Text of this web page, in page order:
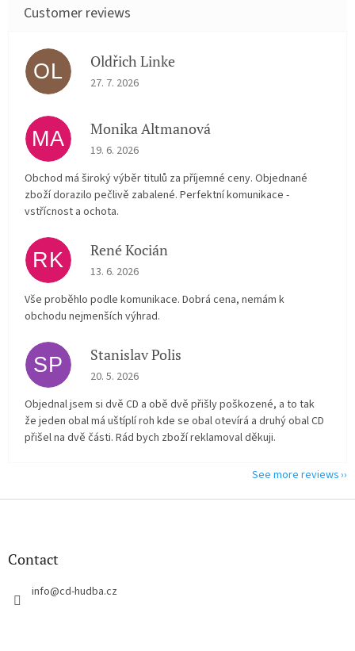
OL Oldřich Linke
The store rating is 5 out of 5 stars.
27. 7. 2026
MA Monika Altmanová
The store rating is 5 out of 5 stars.
19. 6. 2026
Obchod má široký výběr titulů za příjemné ceny. Objednané
zboží dorazilo pečlivě zabalené. Perfektní komunikace -
vstřícnost a ochota.
RK René Kocián
The store rating is 5 out of 5 stars.
13. 6. 2026
Vše proběhlo podle komunikace. Dobrá cena, nemám k
obchodu nejmenších výhrad.
SP Stanislav Polis
The store rating is 2 out of 5 stars.
20. 5. 2026
Objednal jsem si dvě CD a obě dvě přišly poškozené, a to tak
že jeden obal má uštíplí roh kde se obal otevírá a druhý obal CD
přišel na dvě části. Rád bych zboží reklamoval děkuji.
See more reviews
F
Contact
info@cd-hudba.cz